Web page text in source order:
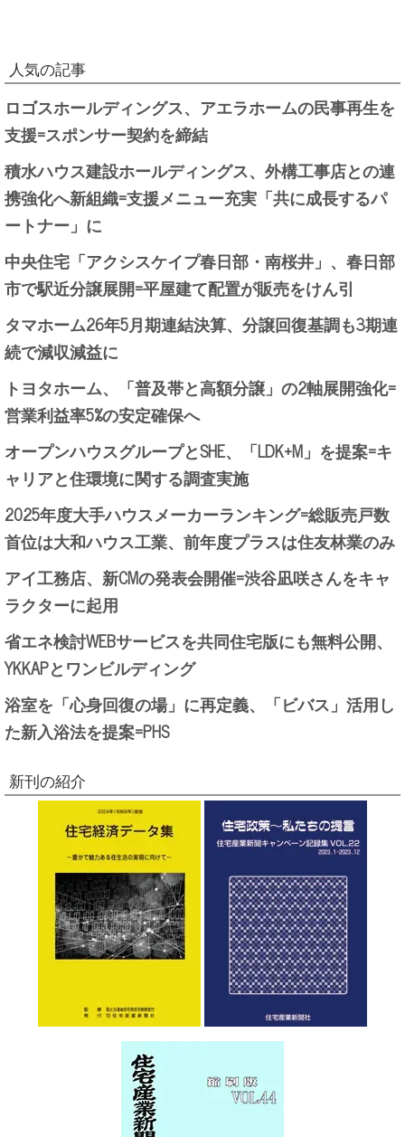
人気の記事
ロゴスホールディングス、アエラホームの民事再生を
支援=スポンサー契約を締結
積水ハウス建設ホールディングス、外構工事店との連
携強化へ新組織=支援メニュー充実「共に成長するパ
ートナー」に
中央住宅「アクシスケイプ春日部・南桜井」、春日部
市で駅近分譲展開=平屋建て配置が販売をけん引
タマホーム26年5月期連結決算、分譲回復基調も3期連
続で減収減益に
トヨタホーム、「普及帯と高額分譲」の2軸展開強化=
営業利益率5%の安定確保へ
オープンハウスグループとSHE、「LDK+M」を提案=キ
ャリアと住環境に関する調査実施
2025年度大手ハウスメーカーランキング=総販売戸数
首位は大和ハウス工業、前年度プラスは住友林業のみ
アイ工務店、新CMの発表会開催=渋谷凪咲さんをキャ
ラクターに起用
省エネ検討WEBサービスを共同住宅版にも無料公開、
YKKAPとワンビルディング
浴室を「心身回復の場」に再定義、「ビバス」活用し
た新入浴法を提案=PHS
新刊の紹介